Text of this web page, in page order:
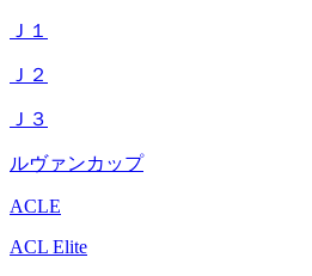
Ｊ１
Ｊ２
Ｊ３
ルヴァンカップ
ACLE
ACL Elite